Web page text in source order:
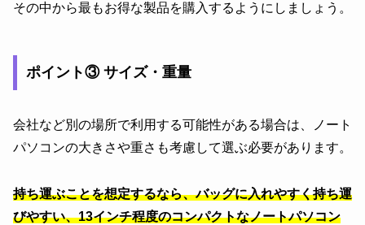
その中から最もお得な製品を購入するようにしましょう。
ポイント③ サイズ・重量
会社など別の場所で利用する可能性がある場合は、ノート
パソコンの大きさや重さも考慮して選ぶ必要があります。
持ち運ぶことを想定するなら、バッグに入れやすく持ち運
びやすい、13インチ程度のコンパクトなノートパソコン